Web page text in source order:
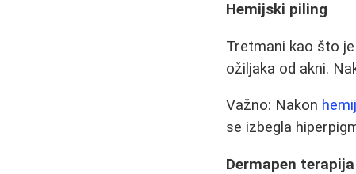
Hemijski piling
Tretmani kao što
ožiljaka od akni.
Važno: Nakon
se izbegla
Dermapen terapija